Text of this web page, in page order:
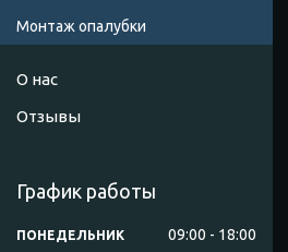
Монтаж опалубки
О нас
Отзывы
График работы
ПОНЕДЕЛЬНИК 09:00 18:00